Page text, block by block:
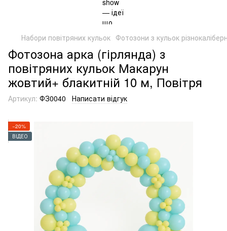
Набори повітряних кульок Фотозони з кульок
Фотозона арка (гірлянда) з
повітряних кульок Макарун
жовтий+ блакитній 10 м, Повітря
Артикул: ФЗ0040 Написати відгук
−20%
ВІДЕО